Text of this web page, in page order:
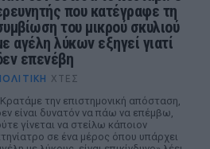
που κατέγραφε τη
του μικρού σκυλιού
αγέλη λύκων εξηγεί γιατί
επενέβη
ΧΤΕΣ
την επιστημονική απόσταση,
είναι δυνατόν να πάω να επέμβω,
γίνεται να στείλω κάποιον
σε ένα μέρος όπου υπάρχει